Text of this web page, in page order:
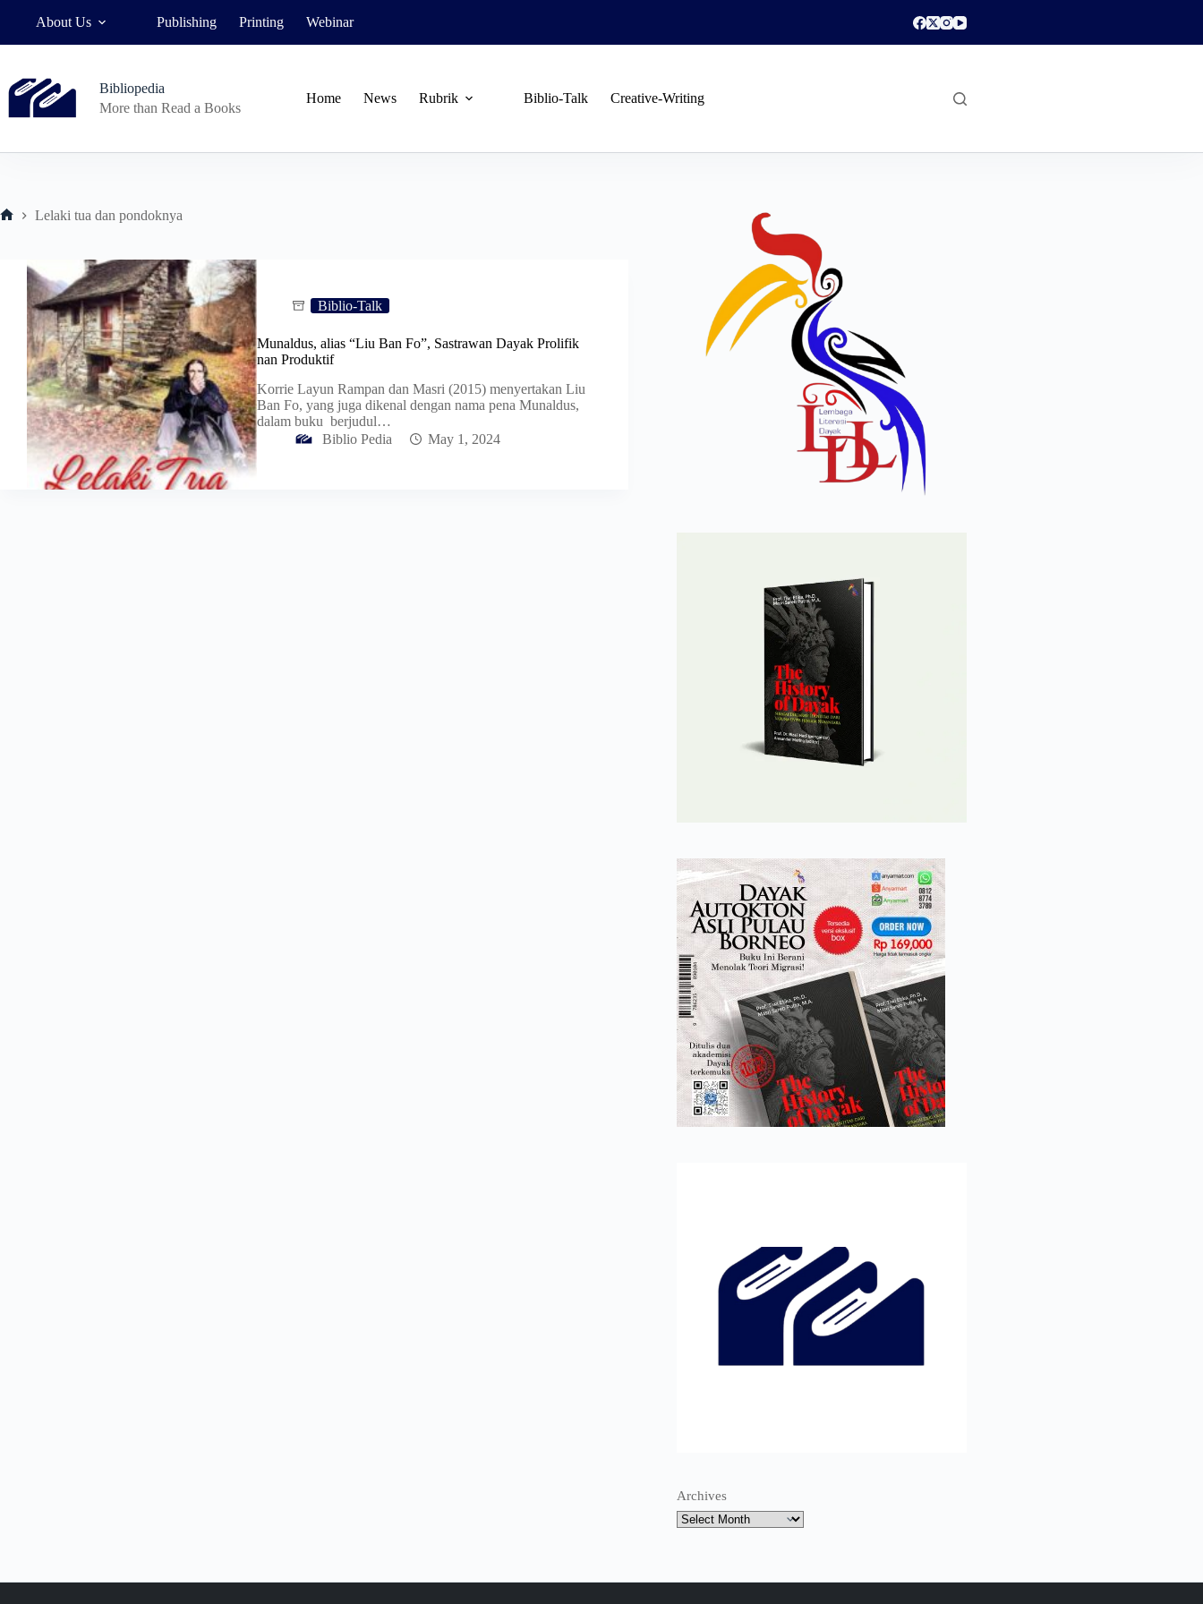
About Us Publishing Printing Webinar
Bibliopedia
More than Read a Books
Home News Rubrik Biblio-Talk Creative-Writing
Lelaki tua dan pondoknya
Biblio-Talk
Munaldus, alias “Liu Ban Fo”, Sastrawan Dayak Prolifik
nan Produktif
Korrie Layun Rampan dan Masri (2015) menyertakan Liu
Ban Fo, yang juga dikenal dengan nama pena Munaldus,
dalam buku berjudul…
Biblio Pedia
May 1, 2024
Archives